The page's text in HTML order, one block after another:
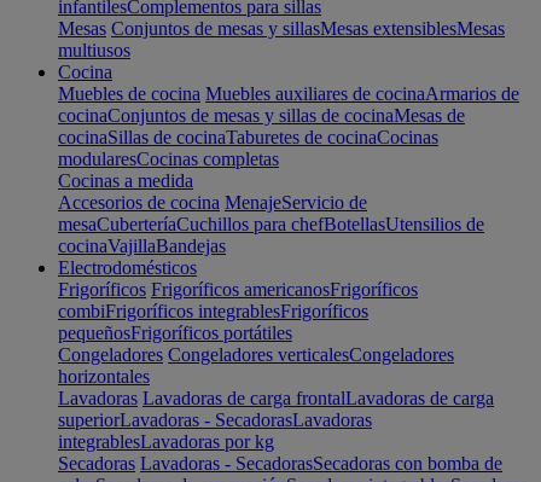
infantilesComplementos para sillas
Mesas Conjuntos de mesas y sillasMesas extensiblesMesas
multiusos
Cocina
Muebles de cocina Muebles auxiliares de cocinaArmarios de
cocinaConjuntos de mesas y sillas de cocinaMesas de
cocinaSillas de cocinaTaburetes de cocinaCocinas
modularesCocinas completas
Cocinas a medida
Accesorios de cocina MenajeServicio de
mesaCuberteríaCuchillos para chefBotellasUtensilios de
cocinaVajillaBandejas
Electrodomésticos
Frigoríficos Frigoríficos americanosFrigoríficos
combiFrigoríficos integrablesFrigoríficos
pequeñosFrigoríficos portátiles
Congeladores Congeladores verticalesCongeladores
horizontales
Lavadoras Lavadoras de carga frontalLavadoras de carga
superiorLavadoras - SecadorasLavadoras
integrablesLavadoras por kg
Secadoras Lavadoras - SecadorasSecadoras con bomba de